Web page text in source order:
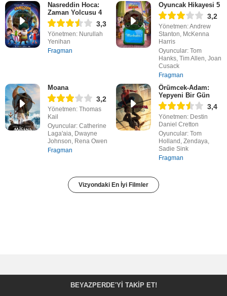
Nasreddin Hoca:
Zaman Yolcusu 4
3,3
Yönetmen: Nurullah
Yenihan
Fragman
Oyuncak Hikayesi 5
3,2
Yönetmen: Andrew
Stanton, McKenna
Harris
Oyuncular: Tom
Hanks, Tim Allen, Joan
Cusack
Fragman
Moana
3,2
Yönetmen: Thomas
Kail
Oyuncular: Catherine
Laga'aia, Dwayne
Johnson, Rena Owen
Fragman
Örümcek-Adam:
Yepyeni Bir Gün
3,4
Yönetmen: Destin
Daniel Cretton
Oyuncular: Tom
Holland, Zendaya,
Sadie Sink
Fragman
Vizyondaki En İyi Filmler
BEYAZPERDE'YI TAKIP ET!